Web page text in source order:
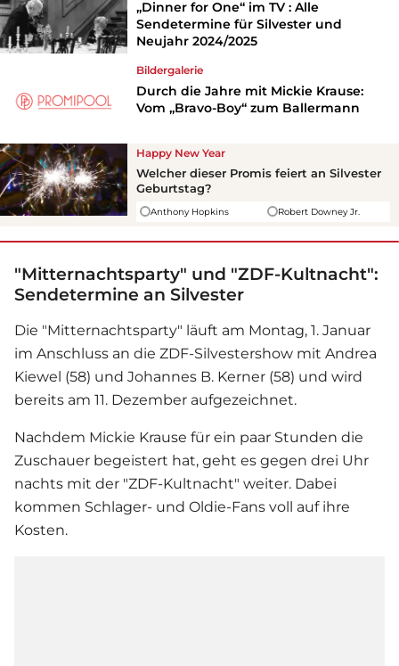
„Dinner for One“ im TV : Alle
Sendetermine für Silvester und
Neujahr 2024/2025
Bildergalerie
Durch die Jahre mit Mickie Krause:
Vom „Bravo-Boy“ zum Ballermann
Happy New Year
Welcher dieser Promis feiert an Silvester
Geburtstag?
Anthony Hopkins Robert Downey Jr.
"Mitternachtsparty" und "ZDF-Kultnacht":
Sendetermine an Silvester
Die "Mitternachtsparty" läuft am Montag, 1. Januar
im Anschluss an die ZDF-Silvestershow mit Andrea
Kiewel (58) und Johannes B. Kerner (58) und wird
bereits am 11. Dezember aufgezeichnet.
Nachdem Mickie Krause für ein paar Stunden die
Zuschauer begeistert hat, geht es gegen drei Uhr
nachts mit der "ZDF-Kultnacht" weiter. Dabei
kommen Schlager- und Oldie-Fans voll auf ihre
Kosten.